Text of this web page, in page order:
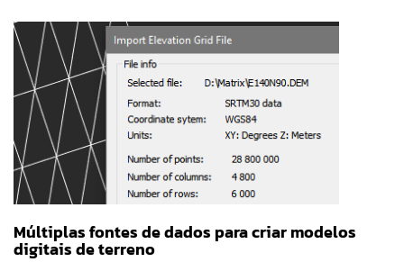
Múltiplas fontes de dados para criar modelos
digitais de terreno